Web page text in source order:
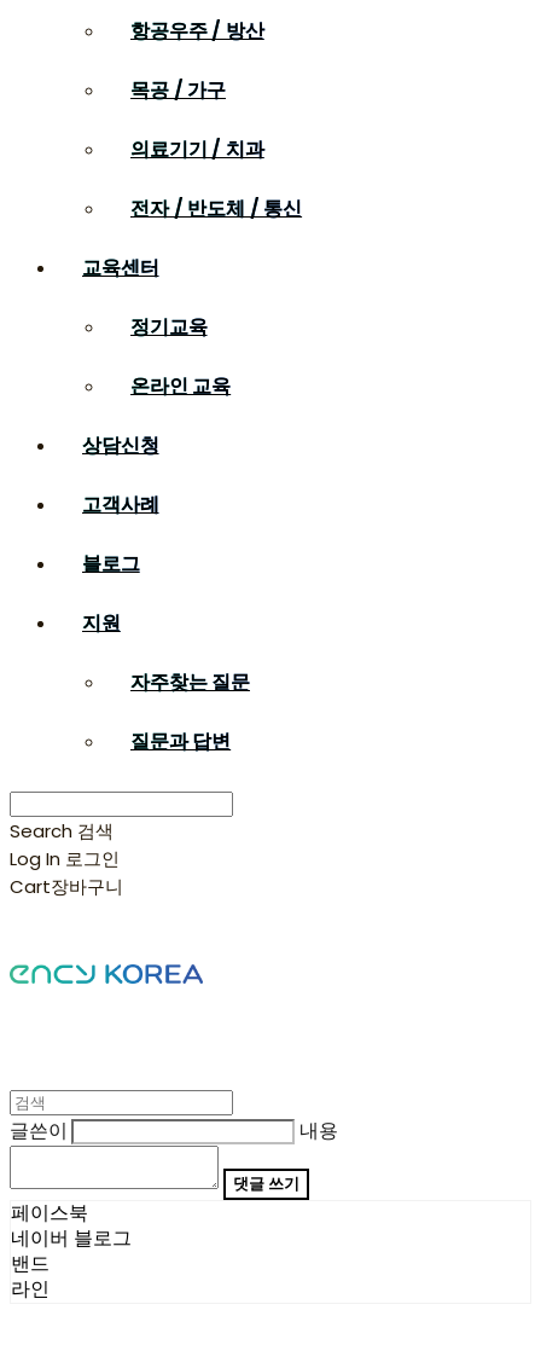
항공우주 / 방산
목공 / 가구
의료기기 / 치과
전자 / 반도체 / 통신
교육센터
정기교육
온라인 교육
상담신청
고객사례
블로그
지원
자주찾는 질문
질문과 답변
Search 검색
Log In 로그인
Cart장바구니
글쓴이 내용
댓글 쓰기
페이스북
네이버 블로그
밴드
라인